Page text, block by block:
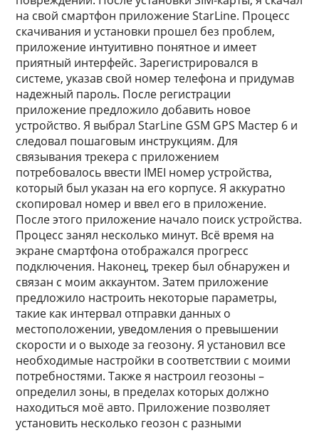
на свой смартфон приложение StarLine. Процесс
скачивания и установки прошел без проблем,
приложение интуитивно понятное и имеет
приятный интерфейс. Зарегистрировался в
системе, указав свой номер телефона и придумав
надежный пароль. После регистрации
приложение предложило добавить новое
устройство. Я выбрал StarLine GSM GPS Мастер 6 и
следовал пошаговым инструкциям. Для
связывания трекера с приложением
потребовалось ввести IMEI номер устройства,
который был указан на его корпусе. Я аккуратно
скопировал номер и ввел его в приложение.
После этого приложение начало поиск устройства.
Процесс занял несколько минут. Всё время на
экране смартфона отображался прогресс
подключения. Наконец, трекер был обнаружен и
связан с моим аккаунтом. Затем приложение
предложило настроить некоторые параметры,
такие как интервал отправки данных о
местоположении, уведомления о превышении
скорости и о выходе за геозону. Я установил все
необходимые настройки в соответствии с моими
потребностями. Также я настроил геозоны –
определил зоны, в пределах которых должно
находиться моё авто. Приложение позволяет
установить несколько геозон с разными